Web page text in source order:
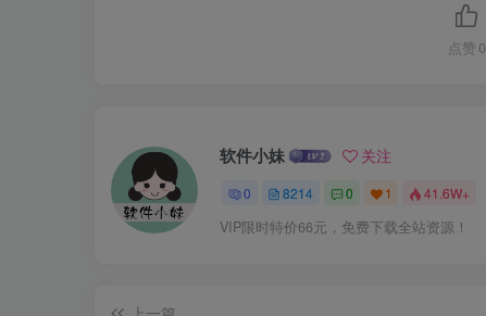
点赞 0
软件小妹 关注
0 8214 0 1 41.6W+
VIP限时特价66元，免费下载全站资源！